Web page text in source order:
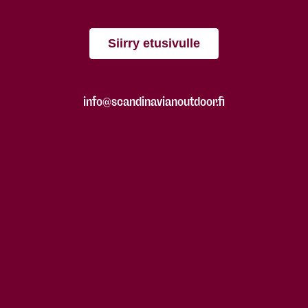
Siirry etusivulle
info@scandinavianoutdoor.fi